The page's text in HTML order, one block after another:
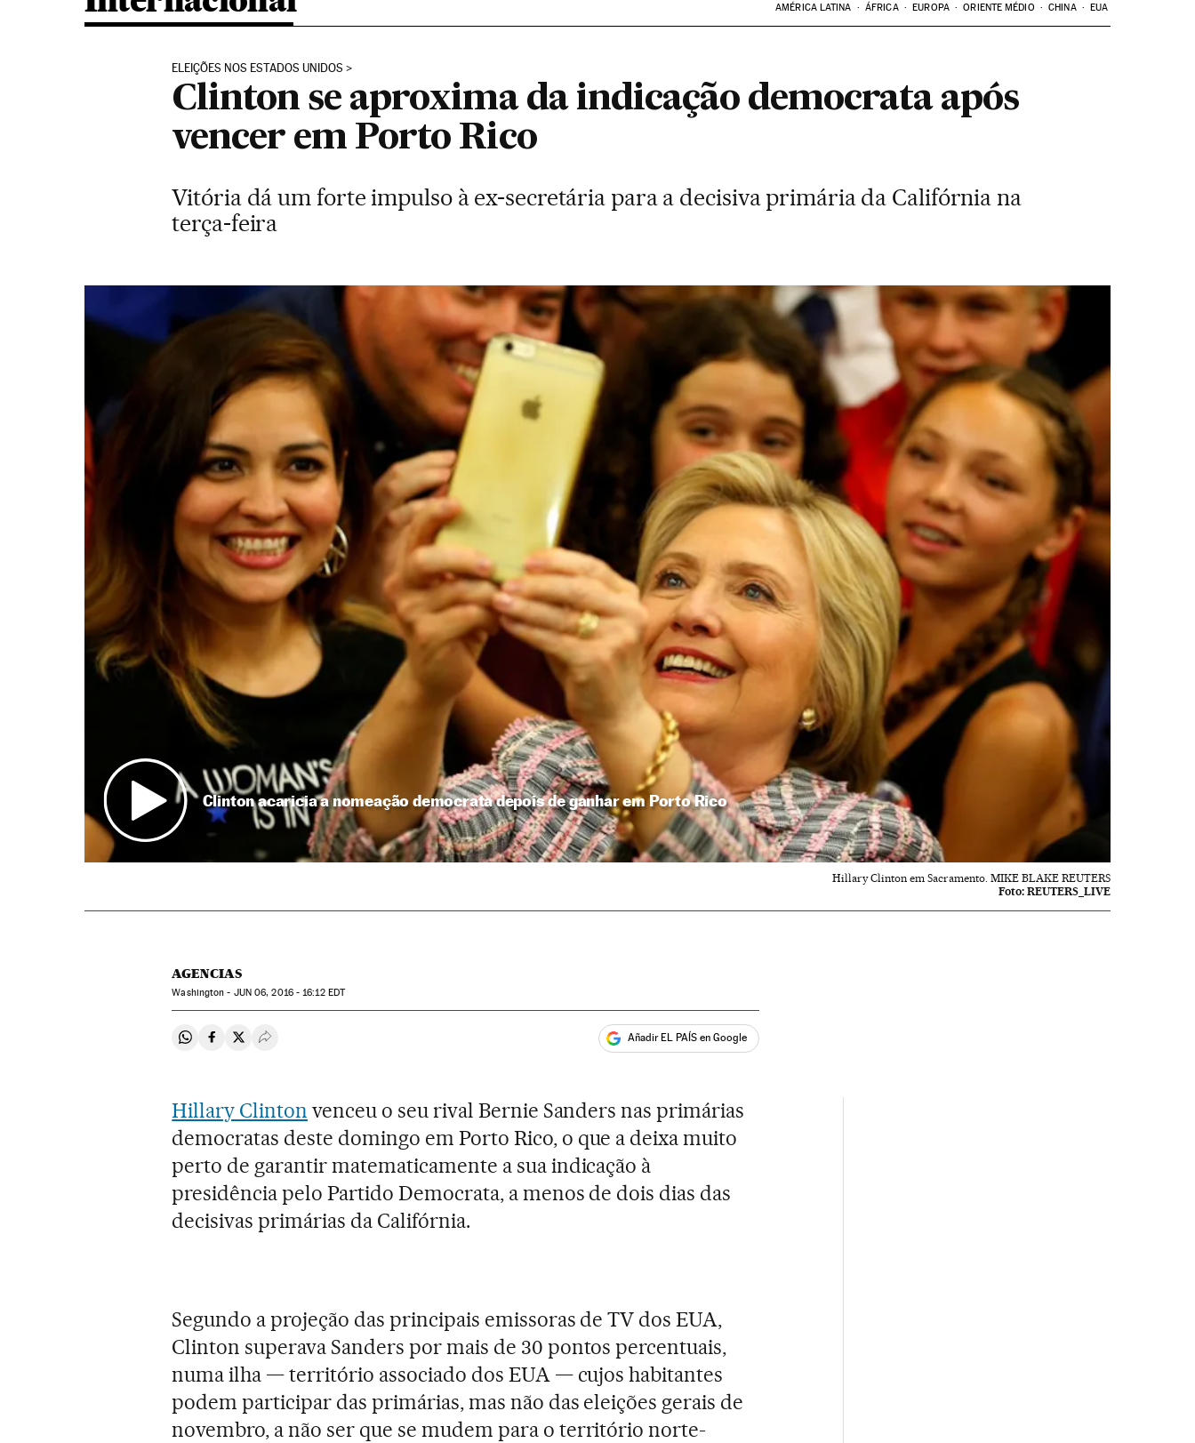
AMÉRICA LATINA ÁFRICA EUROPA ORIENTE MÉDIO CHINA EUA
ELEIÇÕES NOS ESTADOS UNIDOS
Clinton se aproxima da indicação democrata após
vencer em Porto Rico
Vitória dá um forte impulso à ex-secretária para a decisiva primária da Califórnia na
terça-feira
Clinton acaricia a nomeação democrata depois de ganhar em Porto Rico
Hillary Clinton em Sacramento. MIKE BLAKE REUTERS
Foto: REUTERS_LIVE
AGENCIAS
Washington - JUN06, 2016 - 16:12EDT
Compartir en Whatsapp
Compartir en Facebook
Compartir en Twitter
Desplegar Redes Sociales Añadir EL PAÍS en Google
Hillary Clinton venceu o seu rival Bernie Sanders nas primárias
democratas deste domingo em Porto Rico, o que a deixa muito
perto de garantir matematicamente a sua indicação à
presidência pelo Partido Democrata, a menos de dois dias das
decisivas primárias da Califórnia.
Segundo a projeção das principais emissoras de TV dos EUA,
Clinton superava Sanders por mais de 30 pontos percentuais,
numa ilha — território associado dos EUA — cujos habitantes
podem participar das primárias, mas não das eleições gerais de
novembro, a não ser que se mudem para o território norte-